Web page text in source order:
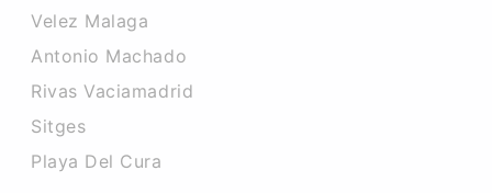
Velez Malaga
Antonio Machado
Rivas Vaciamadrid
Sitges
Playa Del Cura